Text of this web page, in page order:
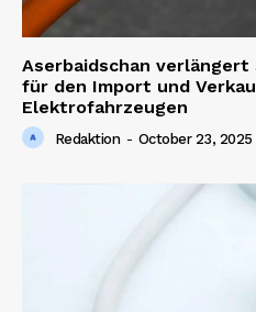
Aserbaidschan
für den Import und
Elektrofahrzeugen
Redaktion - October 23, 2025